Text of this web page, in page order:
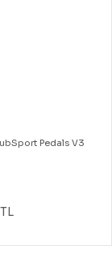
Pedals V3